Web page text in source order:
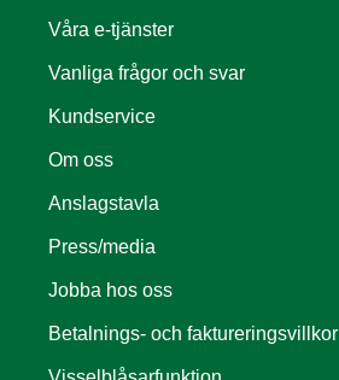
Våra e-tjänster
Vanliga frågor och svar
Kundservice
Om oss
Anslagstavla
Press/media
Jobba hos oss
Betalnings- och faktureringsvillkor